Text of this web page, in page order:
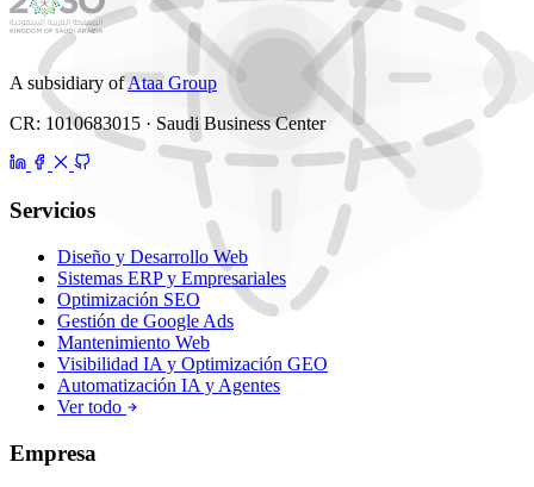
A subsidiary ofAtaa Group
CR: 1010683015 · Saudi Business Center
Servicios
Diseño y Desarrollo Web
Sistemas ERP y Empresariales
Optimización SEO
Gestión de Google Ads
Mantenimiento Web
Visibilidad IA y Optimización GEO
Automatización IA y Agentes
Ver todo
Empresa